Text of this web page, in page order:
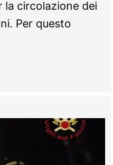
la circolazione dei
Per questo